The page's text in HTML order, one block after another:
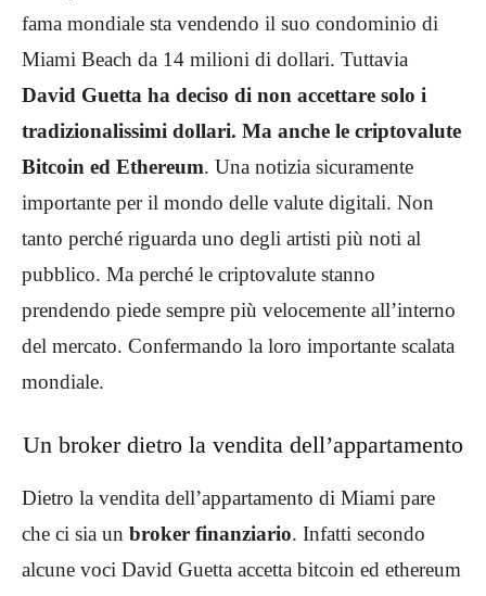
fama mondiale sta vendendo il suo condominio di
Miami Beach da 14 milioni di dollari. Tuttavia
David Guetta ha deciso di non accettare solo i
tradizionalissimi dollari. Ma anche le criptovalute
Bitcoin ed Ethereum. Una notizia sicuramente
importante per il mondo delle valute digitali. Non
tanto perché riguarda uno degli artisti più noti al
pubblico. Ma perché le criptovalute stanno
prendendo piede sempre più velocemente all’interno
del mercato. Confermando la loro importante scalata
mondiale.
Un broker dietro la vendita dell’appartamento
Dietro la vendita dell’appartamento di Miami pare
che ci sia un broker finanziario. Infatti secondo
alcune voci David Guetta accetta bitcoin ed ethereum